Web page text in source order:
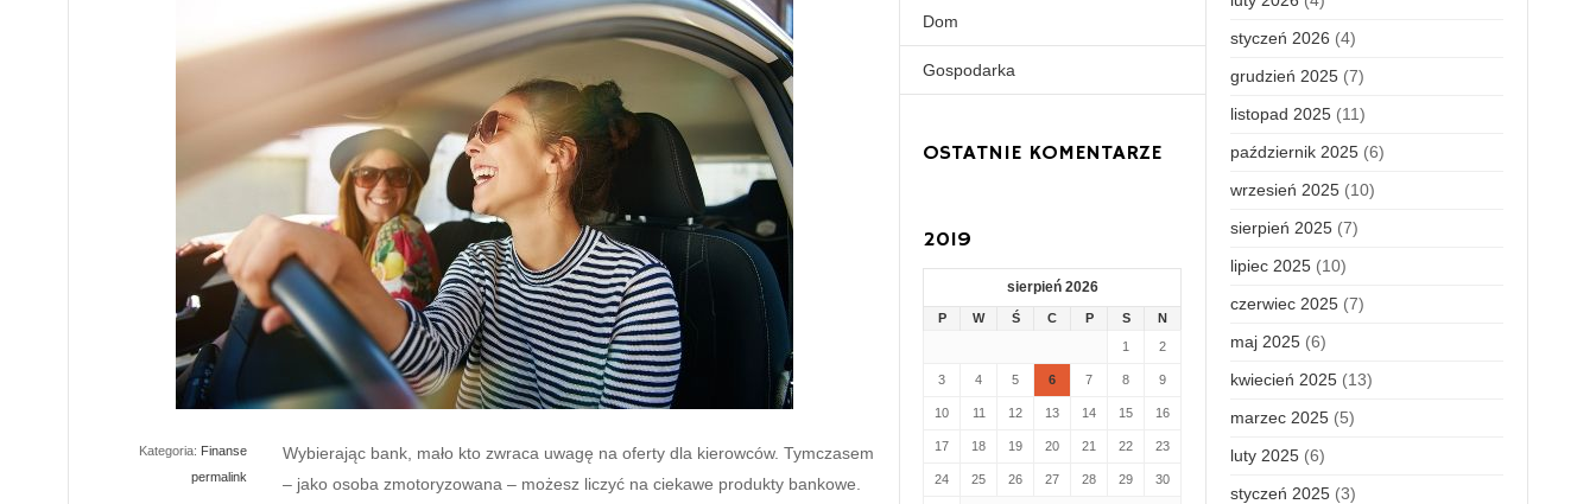
Kategoria: Finanse
permalink
Wybierając bank, mało kto zwraca uwagę na oferty dla kierowców. Tymczasem
– jako osoba zmotoryzowana – możesz liczyć na ciekawe produkty bankowe.
Dom
Gospodarka
OSTATNIE KOMENTARZE
2019
sierpień 2026
P W Ś C P S
N
1
2
3 4 5 6 7 8 9
10 11 12 13 14 15 16
17 18 19 20 21 22 23
24 25 26 27 28 29 30
styczeń 2026 (4)
grudzień 2025(7)
listopad 2025(11)
październik 2025(6)
wrzesień 2025(10)
sierpień 2025(7)
lipiec 2025(10)
czerwiec 2025(7)
maj 2025(6)
kwiecień 2025(13)
marzec 2025(5)
luty 2025(6)
styczeń 2025(3)